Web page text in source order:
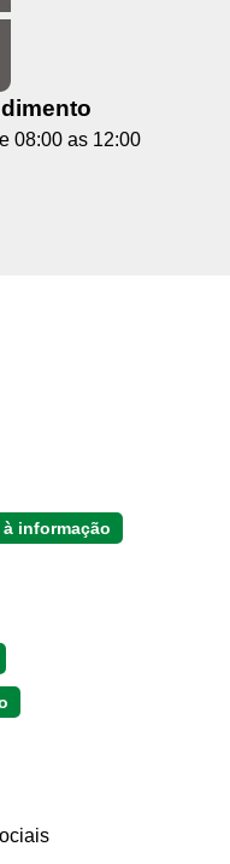
08:00 as 12:00
informação